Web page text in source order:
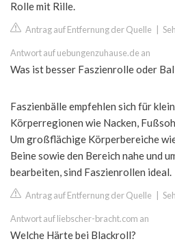
Rolle mit Rille.
Antrag auf Entfernung der Quelle
Antwort auf uebungenzuhause.de an
Was ist besser Faszienrolle oder
Faszienbälle empfehlen sich für
Körperregionen wie Nacken,
Um großflächige Körperbereiche
Beine sowie den Bereich nahe und
bearbeiten, sind Faszienrollen ideal.
Antrag auf Entfernung der Quelle
Antwort auf liebscher-bracht.com an
Welche Härte bei Blackroll?